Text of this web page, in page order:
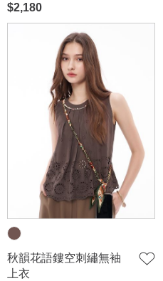
$2,180
秋韻花語鏤空刺繡無袖
上衣